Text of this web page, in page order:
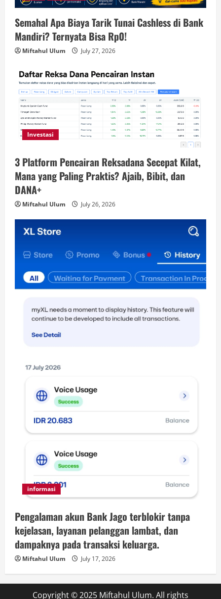
Semahal Apa Biaya Tarik Tunai Cashless di Bank
Mandiri? Ternyata Bisa Rp0!
Miftahul Ulum July 27, 2026
Investasi
3 Platform Pencairan Reksadana Secepat Kilat,
Mana yang Paling Praktis? Ajaib, Bibit, dan
DANA+
Miftahul Ulum July 26, 2026
informasi
Pengalaman akun Bank Jago terblokir tanpa
kejelasan, layanan pelanggan lambat, dan
dampaknya pada transaksi keluarga.
Miftahul Ulum July 17, 2026
Copyright © 2025 Miftahul Ulum. All rights